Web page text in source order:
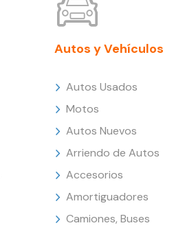
Autos y Vehículos
Autos Usados
Motos
Autos Nuevos
Arriendo de Autos
Accesorios
Amortiguadores
Camiones, Buses